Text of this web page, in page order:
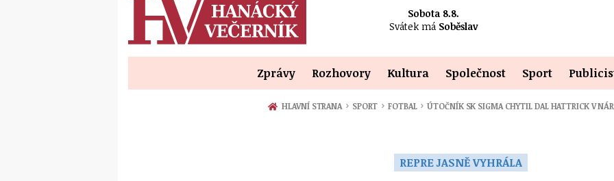
Sobota 8.8.
Svátek má Soběslav
Zprávy Rozhovory Kultura Společnost Sport
HLAVNÍ STRANA › SPORT › FOTBAL › ÚTOČNÍK SK SIGMA CHYTIL DAL HATTRICK V
REPRE JASNĚ VYHRÁLA